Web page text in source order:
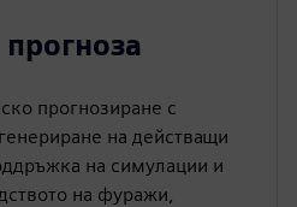
прогнозиране с
на действащи
на симулации и
на фуражи,